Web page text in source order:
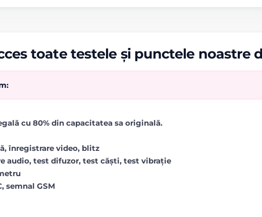
toate testele și punctele noastre
cu 80% din capacitatea sa originală.
înregistrare video, blitz
audio, test difuzor, test căști, test vibrație
semnal GSM